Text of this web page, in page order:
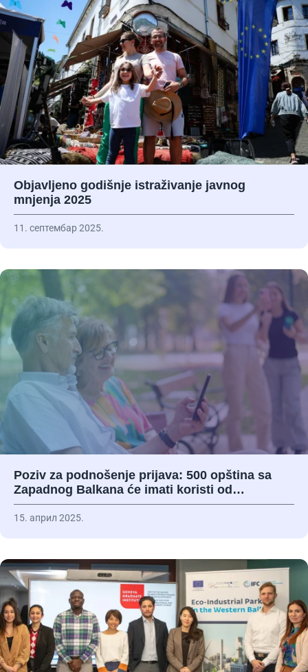
Objavljeno godišnje istraživanje javnog
mnjenja 2025
11. септембар 2025.
Poziv za podnošenje prijava: 500 opština sa
Zapadnog Balkana će imati koristi od…
15. април 2025.